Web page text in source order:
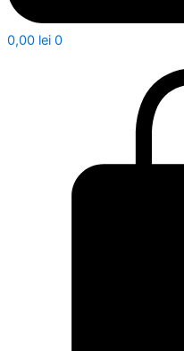
0,00 lei 0